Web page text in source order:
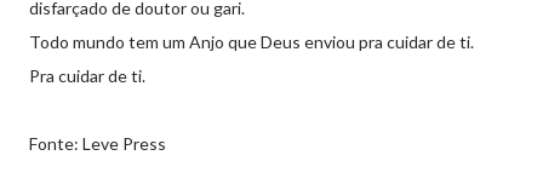
disfarçado de doutor ou gari.
Todo mundo tem um Anjo que Deus enviou pra cuidar de ti.
Pra cuidar de ti.
Fonte: Leve Press